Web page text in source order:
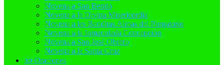
Novena a San Benito
Novena a la Divina Misericordia
Novena a las Benditas Almas del Purgatorio
Novena a la Inmaculada Concepción
Novena a San José Obrero
Novena a la Santa Cruz
📜 Oraciones